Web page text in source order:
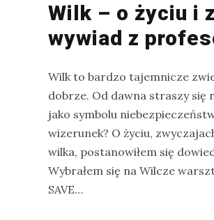
Wilk – o życiu i
wywiad z
Wilk to bardzo tajemnicze
dobrze. Od dawna straszy się
jako symbolu
wizerunek? O życiu,
wilka, postanowiłem się
Wybrałem się na Wilcze
SAVE…
birdwatching
biwak
czaplowate
drozdy
dzięciołowate
dzierżby